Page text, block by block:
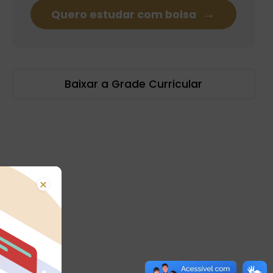
Quero estudar com bolsa
Baixar a Grade Curricular